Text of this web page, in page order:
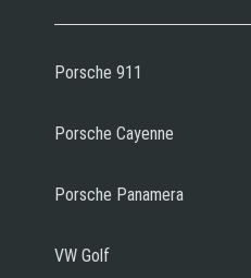
Porsche 911
Porsche Cayenne
Porsche Panamera
VW Golf